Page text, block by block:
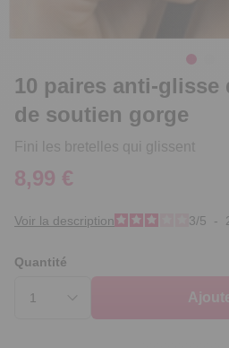
10 paires anti-glisse
de soutien gorge
Fini les bretelles qui glissent
8,99 €
Voir la description 3/5 -
Quantité